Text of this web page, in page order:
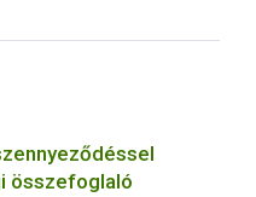
összefoglaló